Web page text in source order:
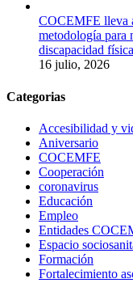
COCEMFE lleva
metodología para
discapacidad
16 julio, 2026
Categorias
Accesibilidad y
Aniversario
COCEMFE
Cooperación
coronavirus
Educación
Empleo
Entidades
Espacio
Formación
Fortalecimiento